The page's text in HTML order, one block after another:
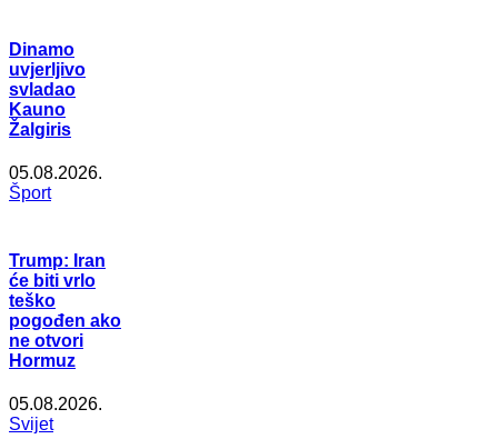
Dinamo
uvjerljivo
svladao
Kauno
Žalgiris
05.08.2026.
Šport
Trump: Iran
će biti vrlo
teško
pogođen ako
ne otvori
Hormuz
05.08.2026.
Svijet